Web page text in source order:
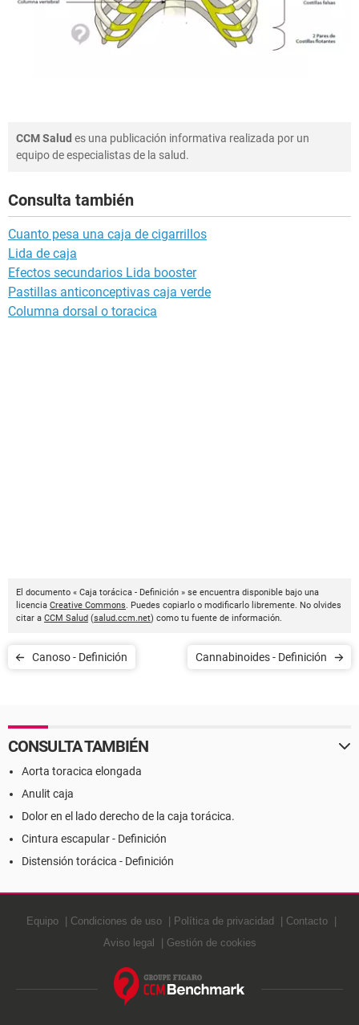
CCM Salud es una publicación informativa realizada por un
equipo de especialistas de la salud.
Consulta también
Cuanto pesa una caja de cigarrillos
Lida de caja
Efectos secundarios Lida booster
Pastillas anticonceptivas caja verde
Columna dorsal o toracica
El documento « Caja torácica - Definición » se encuentra disponible bajo una
licencia Creative Commons. Puedes copiarlo o modificarlo libremente. No olvides
citar a CCM Salud (salud.ccm.net) como tu fuente de información.
Canoso - Definición Cannabinoides - Definición
CONSULTA TAMBIÉN
Aorta toracica elongada
Anulit caja
Dolor en el lado derecho de la caja torácica.
Cintura escapular - Definición
Distensión torácica - Definición
Equipo Condiciones de uso Política de privacidad
Contacto
Aviso legal
Gestión de cookies